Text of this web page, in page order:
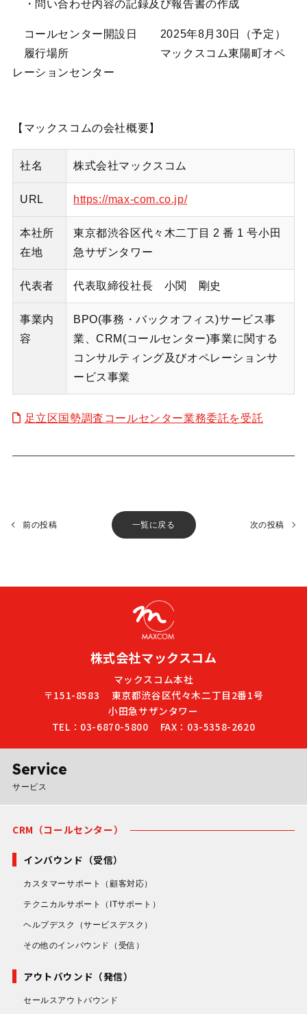
・問い合わせ内容の記録及び報告書の作成
コールセンター開設日 2025年8月30日（予定）
履行場所 マックスコム東陽町オペ
レーションセンター
【マックスコムの会社概要】
社名 株式会社マックスコム
URL https://max-com.co.jp/
本社所
在地
東京都渋谷区代々木二丁目 2 番 1 号小田
急サザンタワー
代表者 代表取締役社長 小関 剛史
事業内
容
BPO(事務・バックオフィス)サービス事
業、CRM(コールセンター)事業に関する
コンサルティング及びオペレーションサ
ービス事業
足立区国勢調査コールセンター業務委託を受託
前の投稿 一覧に戻る 次の投稿
株式会社マックスコム
マックスコム本社
〒151-8583
東京都渋谷区代々木二丁目2番1号
小田急サザンタワー
TEL：03-6870-5800
FAX：03-5358-2620
Service
サービス
CRM（コールセンター）
インバウンド（受信）
カスタマーサポート （顧客対応）
テクニカルサポート （ITサポート）
ヘルプデスク （サービスデスク）
その他のインバウンド （受信）
アウトバウンド（発信）
セールスアウトバウンド